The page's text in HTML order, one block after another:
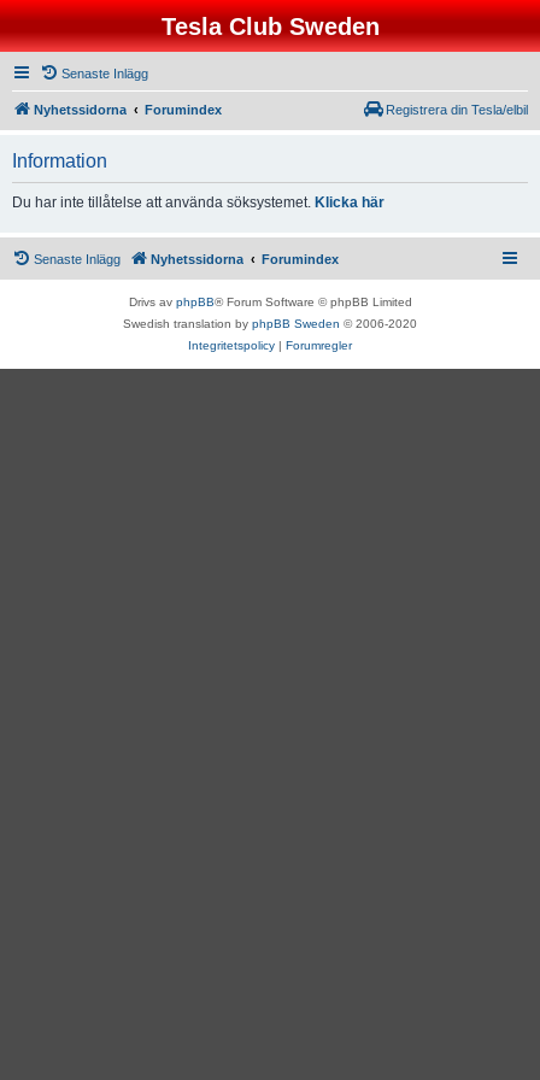
Tesla Club Sweden
Senaste Inlägg
Nyhetssidorna Forumindex Registrera din Tesla/elbil
Information
Du har inte tillåtelse att använda söksystemet. Klicka här
Senaste Inlägg Nyhetssidorna Forumindex
Drivs av phpBB® Forum Software © phpBB Limited
Swedish translation by phpBB Sweden © 2006-2020
Integritetspolicy | Forumregler